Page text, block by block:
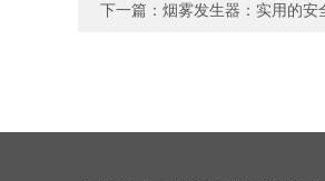
下一篇： 烟雾发生器：实用的安